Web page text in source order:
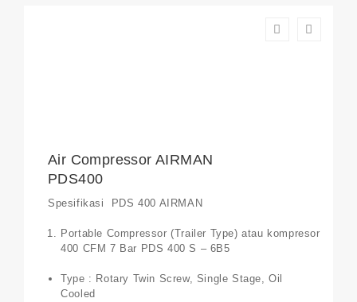
Air Compressor AIRMAN
PDS400
Spesifikasi PDS 400 AIRMAN
Portable Compressor (Trailer Type) atau kompresor
400 CFM 7 Bar PDS 400 S – 6B5
Type : Rotary Twin Screw, Single Stage, Oil
Cooled